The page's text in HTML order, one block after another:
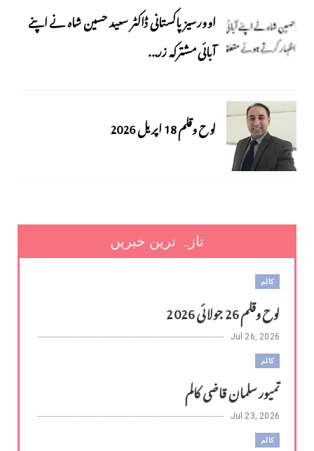
اوورسیز پاکستانی ڈاکٹر سعید حسین شاہ نے اپنے
آبائی مشترکہ زر...
لوح وقلم 18 اپریل 2026
تازہ ترین خبریں
کالم
لوح وقلم 26 جولائی 2026
Jul 26, 2026
کالم
تمیور سلمان قاضی کالم
Jul 23, 2026
کالم